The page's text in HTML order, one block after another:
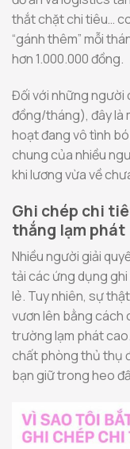
thắt chặt chi tiêu…
“gánh thêm” mỗi
hơn 1.000.000 đồng.
Đối với những người
đồng/tháng), đây là
hoạt đang vô tình
chung của nhiều
khi lương vừa về
Ghi chép chi
thắng lạm phát
Nhiều người giải
tải các ứng dụng
lẻ. Tuy nhiên, sự
vươn lên bằng cách
trường lạm phát
chất phòng thủ thụ
bạn giữ trong heo